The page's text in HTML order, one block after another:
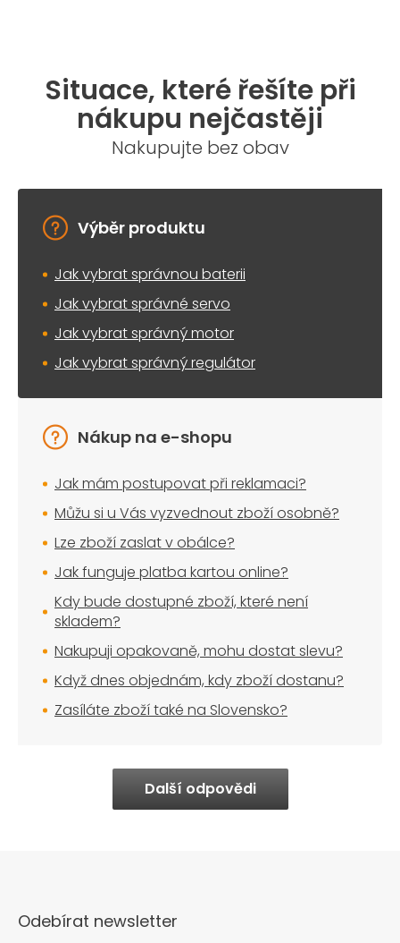
Situace, které řešíte při
nákupu nejčastěji
Nakupujte bez obav
Výběr produktu
Jak vybrat správnou baterii
Jak vybrat správné servo
Jak vybrat správný motor
Jak vybrat správný regulátor
Nákup na e-shopu
Jak mám postupovat při reklamaci?
Můžu si u Vás vyzvednout zboží osobně?
Lze zboží zaslat v obálce?
Jak funguje platba kartou online?
Kdy bude dostupné zboží, které není
skladem?
Nakupuji opakovaně, mohu dostat slevu?
Když dnes objednám, kdy zboží dostanu?
Zasíláte zboží také na Slovensko?
Další odpovědi
Odebírat newsletter